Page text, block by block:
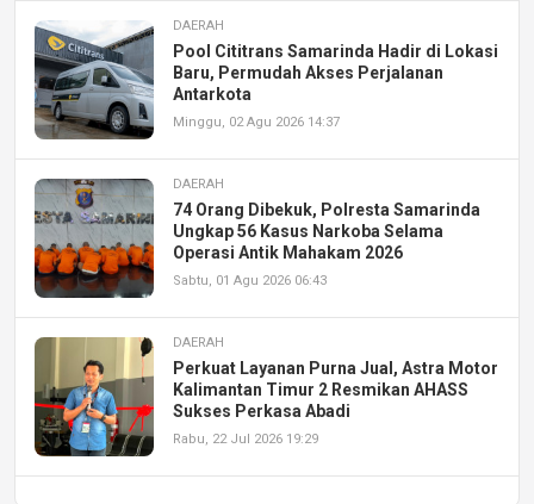
DAERAH
Pool Cititrans Samarinda Hadir di Lokasi
Baru, Permudah Akses Perjalanan
Antarkota
Minggu, 02 Agu 2026 14:37
DAERAH
74 Orang Dibekuk, Polresta Samarinda
Ungkap 56 Kasus Narkoba Selama
Operasi Antik Mahakam 2026
Sabtu, 01 Agu 2026 06:43
DAERAH
Perkuat Layanan Purna Jual, Astra Motor
Kalimantan Timur 2 Resmikan AHASS
Sukses Perkasa Abadi
Rabu, 22 Jul 2026 19:29